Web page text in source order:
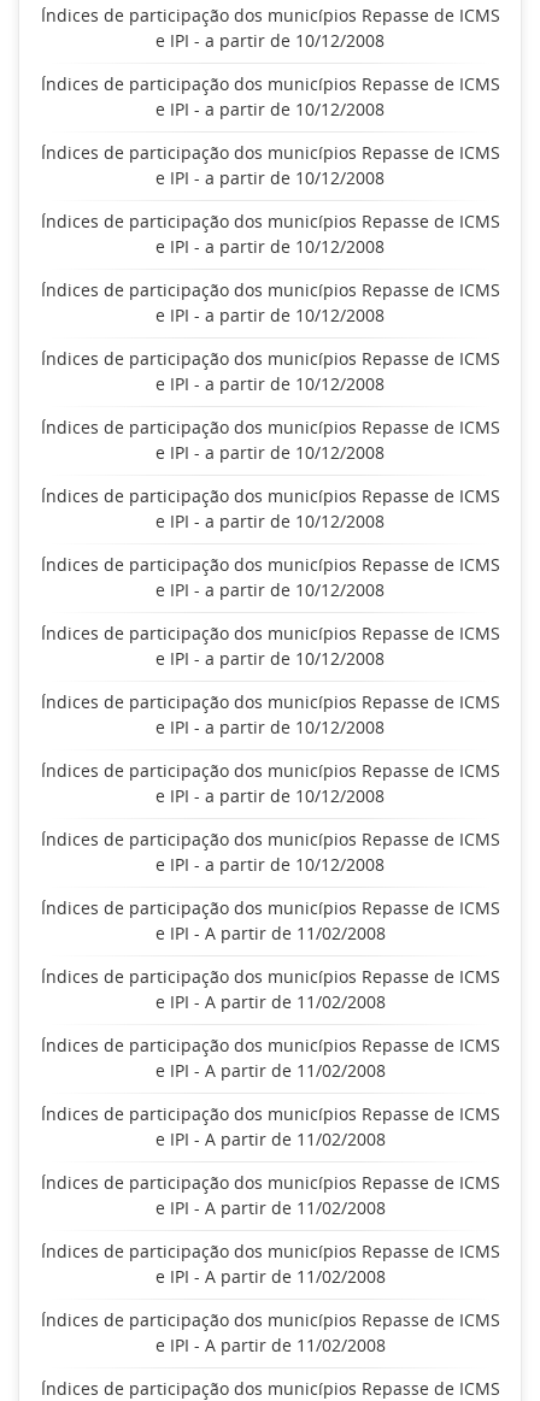
Índices de participação dos municípios Repasse de ICMS
e IPI - a partir de 10/12/2008
Índices de participação dos municípios Repasse de ICMS
e IPI - a partir de 10/12/2008
Índices de participação dos municípios Repasse de ICMS
e IPI - a partir de 10/12/2008
Índices de participação dos municípios Repasse de ICMS
e IPI - a partir de 10/12/2008
Índices de participação dos municípios Repasse de ICMS
e IPI - a partir de 10/12/2008
Índices de participação dos municípios Repasse de ICMS
e IPI - a partir de 10/12/2008
Índices de participação dos municípios Repasse de ICMS
e IPI - a partir de 10/12/2008
Índices de participação dos municípios Repasse de ICMS
e IPI - a partir de 10/12/2008
Índices de participação dos municípios Repasse de ICMS
e IPI - a partir de 10/12/2008
Índices de participação dos municípios Repasse de ICMS
e IPI - a partir de 10/12/2008
Índices de participação dos municípios Repasse de ICMS
e IPI - a partir de 10/12/2008
Índices de participação dos municípios Repasse de ICMS
e IPI - a partir de 10/12/2008
Índices de participação dos municípios Repasse de ICMS
e IPI - a partir de 10/12/2008
Índices de participação dos municípios Repasse de ICMS
e IPI - A partir de 11/02/2008
Índices de participação dos municípios Repasse de ICMS
e IPI - A partir de 11/02/2008
Índices de participação dos municípios Repasse de ICMS
e IPI - A partir de 11/02/2008
Índices de participação dos municípios Repasse de ICMS
e IPI - A partir de 11/02/2008
Índices de participação dos municípios Repasse de ICMS
e IPI - A partir de 11/02/2008
Índices de participação dos municípios Repasse de ICMS
e IPI - A partir de 11/02/2008
Índices de participação dos municípios Repasse de ICMS
e IPI - A partir de 11/02/2008
Índices de participação dos municípios Repasse de ICMS